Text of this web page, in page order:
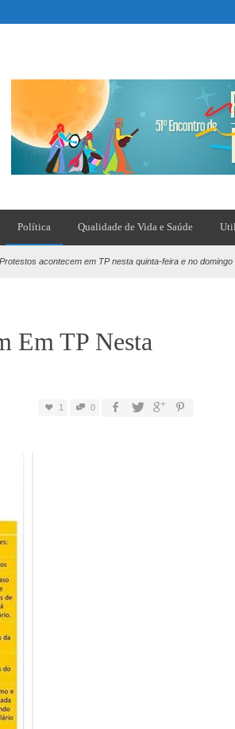
Política Qualidade de Vida e Saúde
acontecem em TP nesta quinta-feira e no domingo
Em TP Nesta
1 0